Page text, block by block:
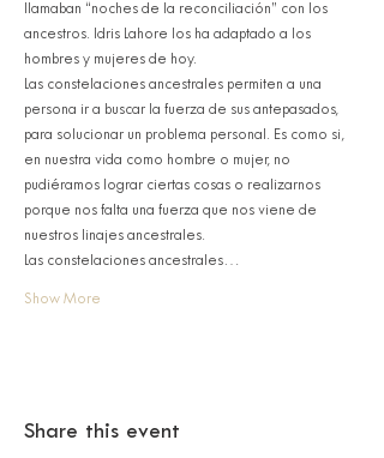
llamaban “noches de la reconciliación” con los
ancestros. Idris Lahore los ha adaptado a los
hombres y mujeres de hoy.
Las constelaciones ancestrales permiten a una
persona ir a buscar la fuerza de sus antepasados,
para solucionar un problema personal. Es como si,
en nuestra vida como hombre o mujer, no
pudiéramos lograr ciertas cosas o realizarnos
porque nos falta una fuerza que nos viene de
nuestros linajes ancestrales.
Las constelaciones ancestrales…
Show More
Share this event